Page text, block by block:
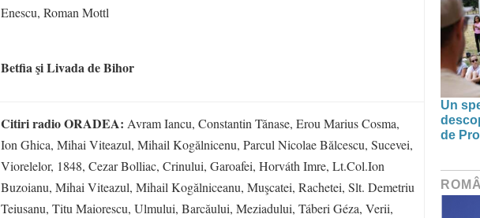
Enescu, Roman Mottl
Betfia şiLivada de Bihor
Citiri radio ORADEA: Avram Iancu, Constantin Tănase, Erou Marius Cosma,
Ion Ghica, Mihai Viteazul, Mihail Kogălnicenu, Parcul Nicolae Bălcescu, Sucevei,
Viorelelor, 1848, Cezar Bolliac, Crinului, Garoafei, Horváth Imre, Lt.Col.Ion
Buzoianu, Mihai Viteazul, Mihail Kogălniceanu, Muşcatei, Rachetei, Slt. Demetriu
Teiusanu, Titu Maiorescu, Ulmului, Barcăului, Meziadului, Táberi Géza, Verii,
Un
de